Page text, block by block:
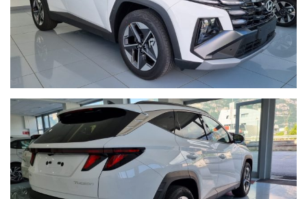
Tel. 0461 825777
Claudio 335 7898898 - 345 5927265